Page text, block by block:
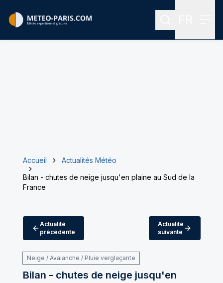
Rechercher
Accueil
Actualités Météo
Bilan - chutes de neige jusqu'en plaine au Sud de la
France
Actualité
précédente
Actualité
suivante
Neige / Avalanche / Pluie verglaçante
Bilan - chutes de neige jusqu'en